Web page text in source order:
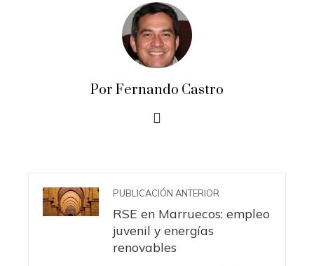
Por Fernando Castro
PUBLICACIÓN ANTERIOR
RSE en Marruecos: empleo
juvenil y energías
renovables